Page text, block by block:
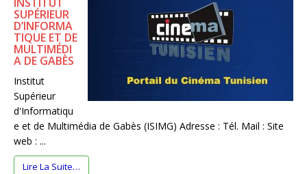
SUPÉRIEUR
D’INFORMA
TIQUE ET DE
MULTIMÉDI
A DE GABÈS
Institut
Supérieur
d'Informatiqu
e et de Multimédia de Gabès (ISIMG) Adresse : Tél. Mail : Site
web : ...
Lire La Suite…